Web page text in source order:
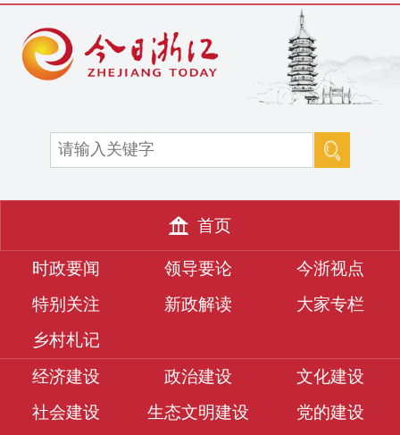
首页
时政要闻 领导要论
今浙视点
特别关注
新政解读
大家专栏
乡村札记
经济建设
政治建设
文化建设
社会建设
生态文明建设
党的建设